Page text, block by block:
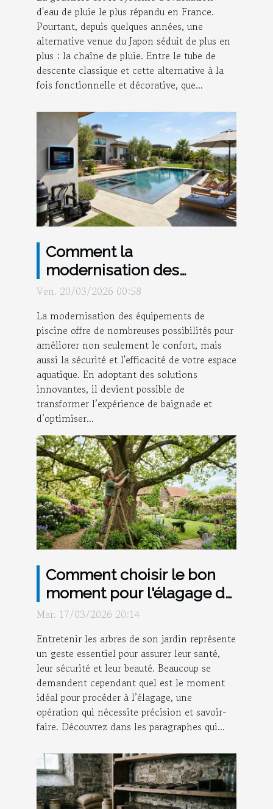
d'eau de pluie le plus répandu en France.
Pourtant, depuis quelques années, une
alternative venue du Japon séduit de plus en
plus : la chaîne de pluie. Entre le tube de
descente classique et cette alternative à la
fois fonctionnelle et décorative, que...
Comment la
modernisation des
équipements peut
Ven. 20/03/2026 00:58
La modernisation des équipements de
piscine offre de nombreuses possibilités pour
améliorer non seulement le confort, mais
aussi la sécurité et l'efficacité de votre espace
aquatique. En adoptant des solutions
innovantes, il devient possible de
transformer l’expérience de baignade et
d’optimiser...
Comment choisir le bon
moment pour l'élagage de
vos arbres ?
Mar. 17/03/2026 20:14
Entretenir les arbres de son jardin représente
un geste essentiel pour assurer leur santé,
leur sécurité et leur beauté. Beaucoup se
demandent cependant quel est le moment
idéal pour procéder à l’élagage, une
opération qui nécessite précision et savoir-
faire. Découvrez dans les paragraphes qui...